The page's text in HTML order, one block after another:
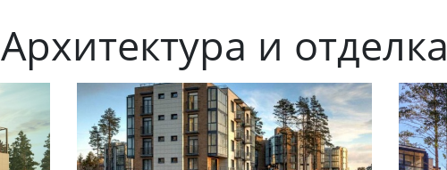
Архитектура и отделка